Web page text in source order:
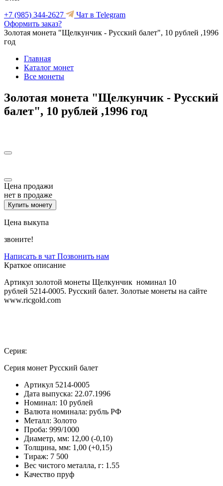
+7 (985) 344-2627
Чат в Telegram
Оформить заказ?
Золотая монета "Щелкунчик - Русский балет", 10 рублей ,1996
год
Главная
Каталог монет
Все монеты
Золотая монета "Щелкунчик - Русский
балет", 10 рублей ,1996 год
Цена продажи
нет в продаже
Купить монету
Цена выкупа
звоните!
Написать в чат Позвонить нам
Краткое описание
Артикул золотой монеты Щелкунчик номинал 10
рублей 5214-0005. Русский балет. Золотые монеты на сайте
www.ricgold.com
Серия:
Серия монет Русский балет
Артикул 5214-0005
Дата выпуска: 22.07.1996
Номинал: 10 рублей
Валюта номинала: рубль РФ
Металл: Золото
Проба: 999/1000
Диаметр, мм: 12,00 (-0,10)
Толщина, мм: 1,00 (+0,15)
Тираж: 7 500
Вес чистого металла, г: 1.55
Качество пруф